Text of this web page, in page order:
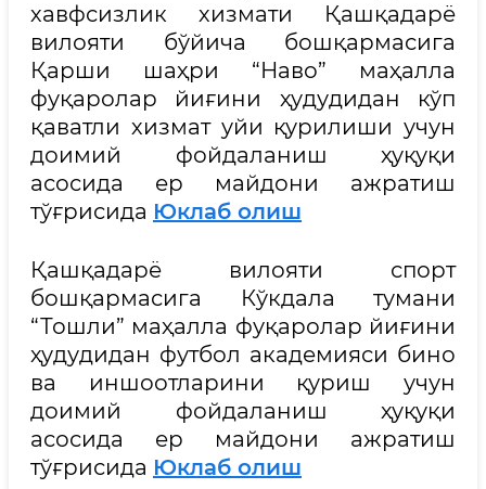
хавфсизлик хизмати Қашқадарё
вилояти бўйича бошқармасига
Қарши шаҳри “Наво” маҳалла
фуқаролар йиғини ҳудудидан кўп
қаватли хизмат уйи қурилиши учун
доимий фойдаланиш ҳуқуқи
асосида ер майдони ажратиш
тўғрисида Юклаб олиш
Қашқадарё вилояти спорт
бошқармасига Кўкдала тумани
“Тошли” маҳалла фуқаролар йиғини
ҳудудидан футбол академияси бино
ва иншоотларини қуриш учун
доимий фойдаланиш ҳуқуқи
асосида ер майдони ажратиш
тўғрисида Юклаб олиш